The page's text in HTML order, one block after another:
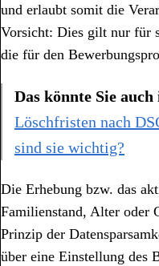
und erlaubt somit die
Vorsicht: Dies gilt nur für
die für den
Das könnte Sie
Löschfristen nach
sind sie wichtig?
Die Erhebung bzw. das
Familienstand, Alter oder
Prinzip der
über eine Einstellung des